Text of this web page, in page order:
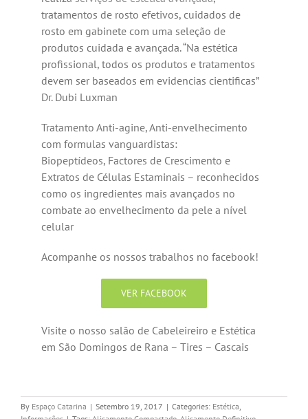
tratamentos de rosto efetivos, cuidados de
rosto em gabinete com uma seleção de
produtos cuidada e avançada. “Na estética
profissional, todos os produtos e tratamentos
devem ser baseados em evidencias cientificas”
Dr. Dubi Luxman
Tratamento Anti-agine, Anti-envelhecimento
com formulas vanguardistas:
Biopeptídeos, Factores de Crescimento e
Extratos de Células Estaminais – reconhecidos
como os ingredientes mais avançados no
combate ao envelhecimento da pele a nível
celular
Acompanhe os nossos trabalhos no facebook!
VER FACEBOOK
Visite o nosso salão de Cabeleireiro e Estética
em São Domingos de Rana – Tires – Cascais
By Espaço Catarina | Setembro 19, 2017 | Categories: Estética,